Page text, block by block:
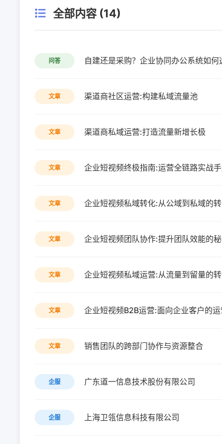
全部内容 (14)
问答 自建还是采购？企业协同办公系统如何
文章 渠道商社区运营:构建私域流量池
文章 渠道商私域运营:打造流量新增长极
文章 企业短视频终极指南:运营全链路实战
文章 企业短视频私域转化:从公域到私域的
文章 企业短视频团队协作:提升团队效能的
文章 企业短视频私域运营:从流量到留量的
文章 企业短视频B2B运营:面向企业客户的
文章 销售团队的跨部门协作与资源整合
企服 广东道一信息技术股份有限公司
企服 上海卫瓴信息科技有限公司